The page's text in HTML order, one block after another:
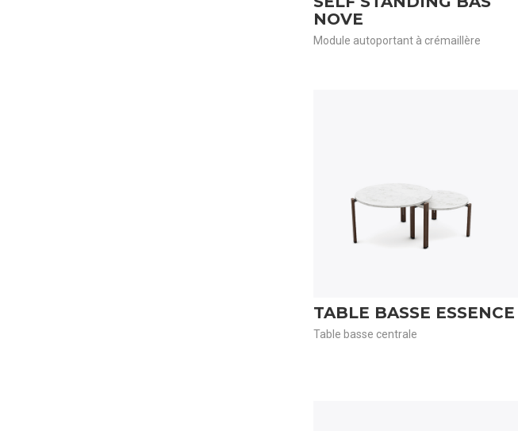
NOVE
Module autoportant à crémaillère
TABLE BASSE ESSENCE
Table basse centrale